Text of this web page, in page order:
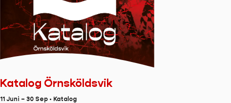
Katalog Örnsköldsvik
11 Juni – 30 Sep • Katalog